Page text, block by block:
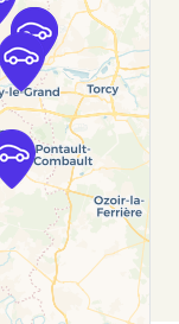
3.0
km
3.0